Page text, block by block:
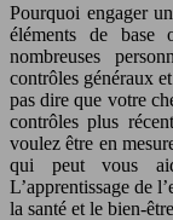
Pourquoi engager
éléments de
nombreuses
contrôles généraux
pas dire que votre
contrôles plus
voulez être en
qui peut vous
L’apprentissage de
la santé et le bien-